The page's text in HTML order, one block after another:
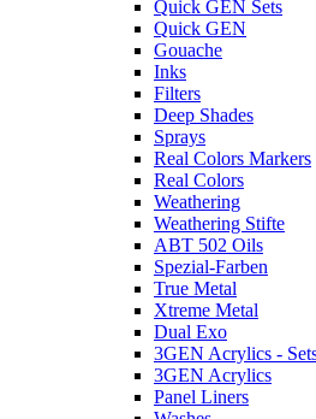
Quick GEN Sets
Quick GEN
Gouache
Inks
Filters
Deep Shades
Sprays
Real Colors Markers
Real Colors
Weathering
Weathering Stifte
ABT 502 Oils
Spezial-Farben
True Metal
Xtreme Metal
Dual Exo
3GEN Acrylics -
3GEN Acrylics
Panel Liners